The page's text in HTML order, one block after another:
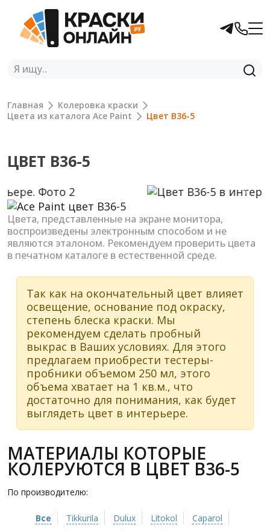
Главная
Колеровка краски
Цвета из каталога Ace Paint
Цвет B36-5
ЦВЕТ B36-5
Previous Next
Цвета, представленные на экране монитора,
воспроизведены электронным способом и не
являются эталоном. Рекомендуем проверить цвета
в печатном каталоге в естественной среде.
Так как на окончательный цвет влияет
освещение, основание под окраску,
степень блеска краски. Мы
рекомендуем сделать пробный
выкрас в Ваших условиях. Для этого
предлагаем приобрести тестеры-
пробники объемом 250 мл, этого
объема хватает на 1 кв.м., что
достаточно для понимания, как будет
выглядеть цвет в интерьере.
МАТЕРИАЛЫ КОТОРЫЕ
КОЛЕРУЮТСЯ В ЦВЕТ B36-5
По производителю:
Все Tikkurila Dulux Litokol
Caparol